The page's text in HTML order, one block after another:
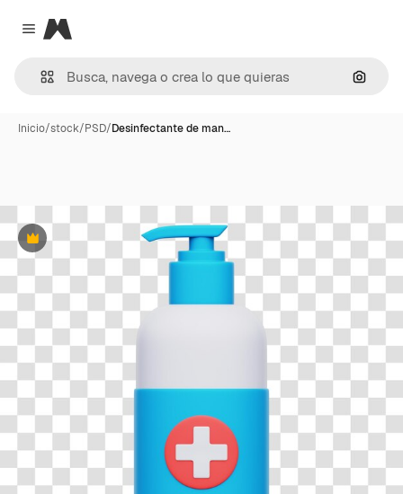
Close menu
Magnific
Inicio/stock/PSD/Desinfectante de man…
Premium